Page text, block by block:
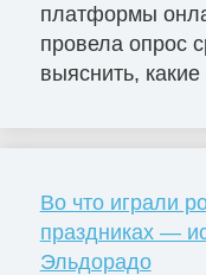
платформы
провела опрос
выяснить,
Во что играли
праздниках —
Эльдорадо